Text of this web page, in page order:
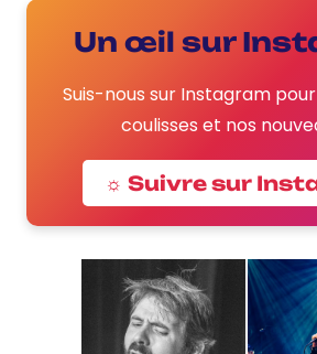
Un œil sur
Suis-nous sur Instagram
coulisses et nos
☼ Suivre sur